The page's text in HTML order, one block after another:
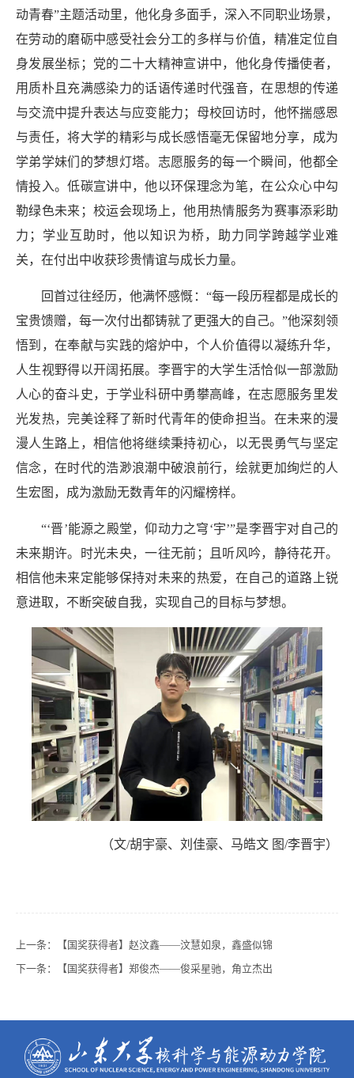
动青春”主题活动里，他化身多面手，深入不同职业场景，
在劳动的磨砺中感受社会分工的多样与价值，精准定位自
身发展坐标；党的二十大精神宣讲中，他化身传播使者，
用质朴且充满感染力的话语传递时代强音，在思想的传递
与交流中提升表达与应变能力；母校回访时，他怀揣感恩
与责任，将大学的精彩与成长感悟毫无保留地分享，成为
学弟学妹们的梦想灯塔。志愿服务的每一个瞬间，他都全
情投入。低碳宣讲中，他以环保理念为笔，在公众心中勾
勒绿色未来；校运会现场 上 ，他用热情服务为赛事添彩助
力；学业互助时，他以知识为桥，助力同学跨越学业难
关，在付出中收获珍贵情谊与成长力量。
回首过往经历，他满怀感慨： “每一段历程都是成长的
宝贵馈赠，每一次付出都铸就了更强大的自己。”他深刻领
悟到，在奉献与实践的熔炉中，个人价值得以凝练升华，
人生视野得以开阔拓展。李晋宇的大学生活恰似一部激励
人心的奋斗史，于学业科研中勇攀高峰，在志愿服务里发
光发热，完美诠释了新时代青年的使命担当。在未来的漫
漫人生路上，相信他将继续秉持初心，以无畏勇气与坚定
信念，在时代的浩渺浪潮中破浪前行，绘就更加绚烂的人
生宏图，成为激励无数青年的闪耀榜样。
“‘晋’能源之殿堂，仰动力之穹‘宇’”是李晋宇对自己的
未来期许。时光未央，一往无前；且听风吟，静待花开。
相信他未来定能够保持对未来的热爱，在自己的道路上锐
意进取，不断突破自我，实现自己的目标与梦想。
（文/胡宇豪、刘佳豪、马皓文 图/李晋宇）
上一条：
【国奖获得者】赵汶鑫——汶慧如泉，鑫盛似锦
下一条：
【国奖获得者】郑俊杰——俊采星驰，角立杰出